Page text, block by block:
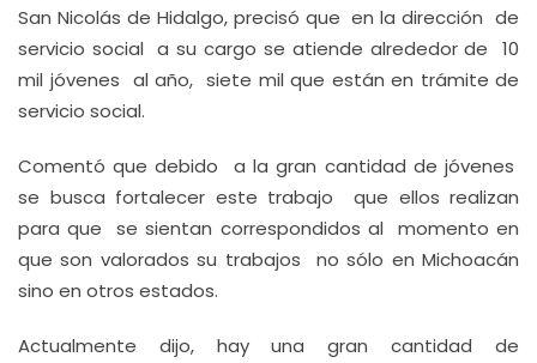
San Nicolás de Hidalgo, precisó que en la dirección de
servicio social a su cargo se atiende alrededor de 10
mil jóvenes al año, siete mil que están en trámite de
servicio social.
Comentó que debido a la gran cantidad de jóvenes
se busca fortalecer este trabajo que ellos realizan
para que se sientan correspondidos al momento en
que son valorados su trabajos no sólo en Michoacán
sino en otros estados.
Actualmente dijo, hay una gran cantidad de